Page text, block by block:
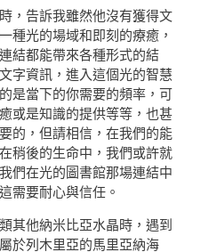
，告訴我雖然他沒有獲得文
種光的場域和即刻的療癒，
結都能帶來各種形式的結
字資訊，進入這個光的智慧
是當下的你需要的頻率，可
或是知識的提供等等，也甚
的，但請相信，在我們的能
稍後的生命中，我們或許就
們在光的圖書館那場連結中
需要耐心與信任。
其他納米比亞水晶時，遇到
於列木里亞的馬里亞納海